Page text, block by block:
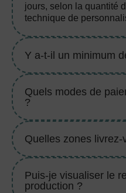
jours, selon la quantité
technique de
Y a-t-il un minimum
Quels modes de
?
Quelles zones livrez-
Puis-je visualiser le
production ?